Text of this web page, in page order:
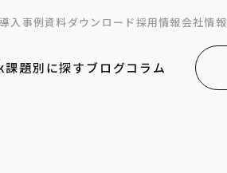
導入事例資料ダウンロード採用情報会社情報
課題別に探すブログコラム